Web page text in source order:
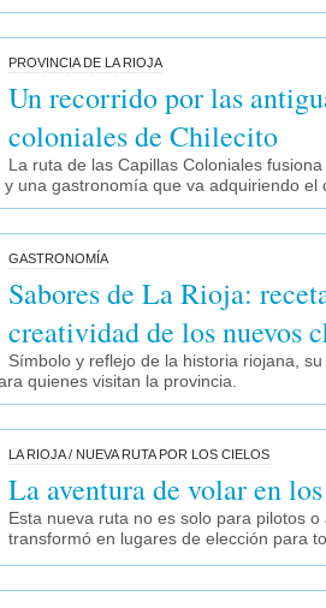
PROVINCIA DE LA RIOJA
Un recorrido por las
coloniales de Chilecito
La ruta de las Capillas Coloniales
una gastronomía que va adquiriendo el
GASTRONOMÍA
Sabores de La Rioja:
creatividad de los nuevos
Sí­mbolo y reflejo de la historia riojana,
quienes visitan la provincia.
LA RIOJA / NUEVA RUTA POR LOS CIELOS
La aventura de volar en
Esta nueva ruta no es solo para pilotos
transformó en lugares de elección para